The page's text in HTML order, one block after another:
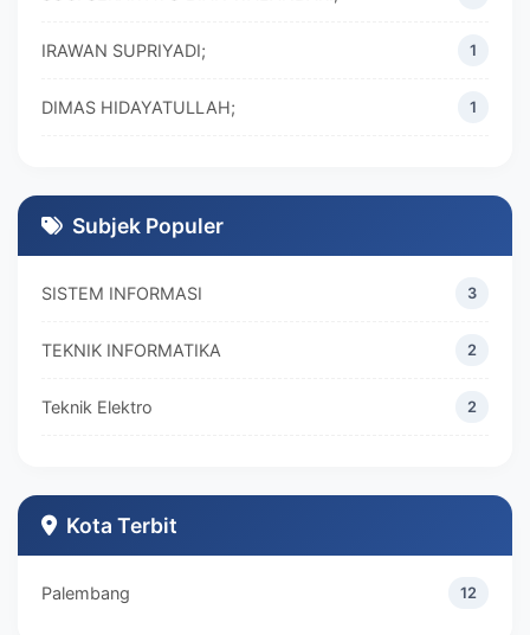
IRAWAN SUPRIYADI; 1
DIMAS HIDAYATULLAH; 1
DIVA MARISKA;
Subjek Populer
SISTEM INFORMASI 3
TEKNIK INFORMATIKA 2
Teknik Elektro 2
Teknik Industri
Kota Terbit
Palembang 12